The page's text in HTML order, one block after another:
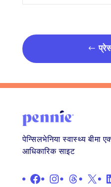
पेन्सिलभेनिया स्वास्थ्य बीमा
आधिकारिक साइट
फेसबुकइन्स्टाग्राम
थ्रेड्स
X